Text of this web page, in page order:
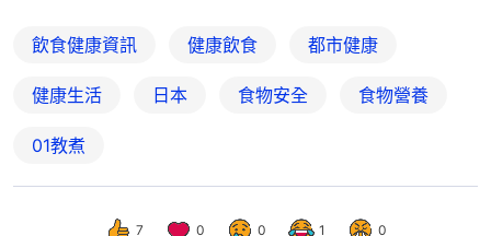
飲食健康資訊 健康飲食 都市健康
健康生活 日本 食物安全 食物營養
01教煮
7 0 0 1 0